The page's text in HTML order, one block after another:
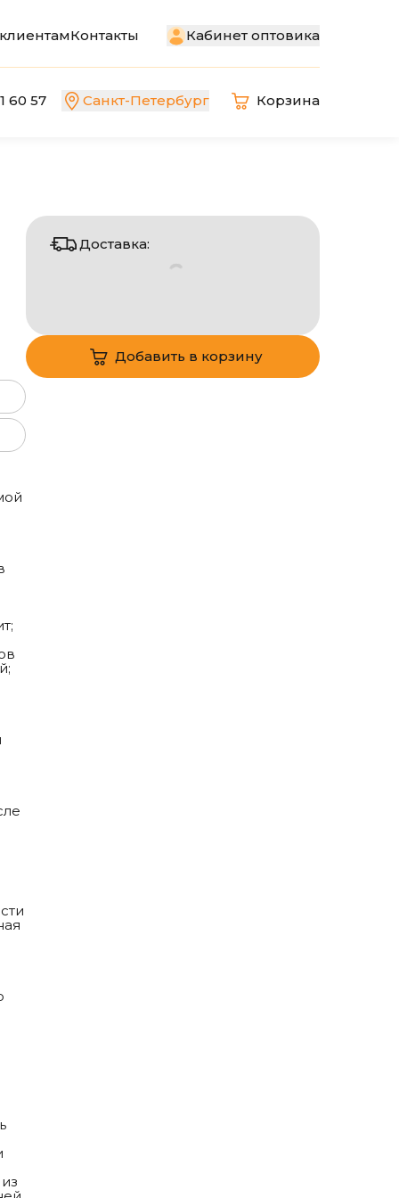
Контакты Кабинет оптовика
60 57 Санкт-Петербург Корзина
Доставка:
от385₽
завтра,послезавтра
(СДЭК) 575₽